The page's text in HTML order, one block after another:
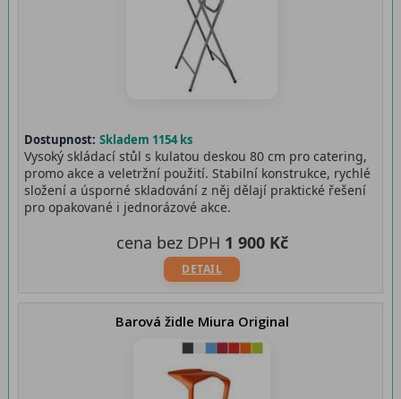
Dostupnost: Skladem 1154 ks
Vysoký skládací stůl s kulatou deskou 80 cm pro catering,
promo akce a veletržní použití. Stabilní konstrukce, rychlé
složení a úsporné skladování z něj dělají praktické řešení
pro opakované i jednorázové akce.
DETAIL
cena bez DPH 1 900 Kč
Barová židle Miura Original